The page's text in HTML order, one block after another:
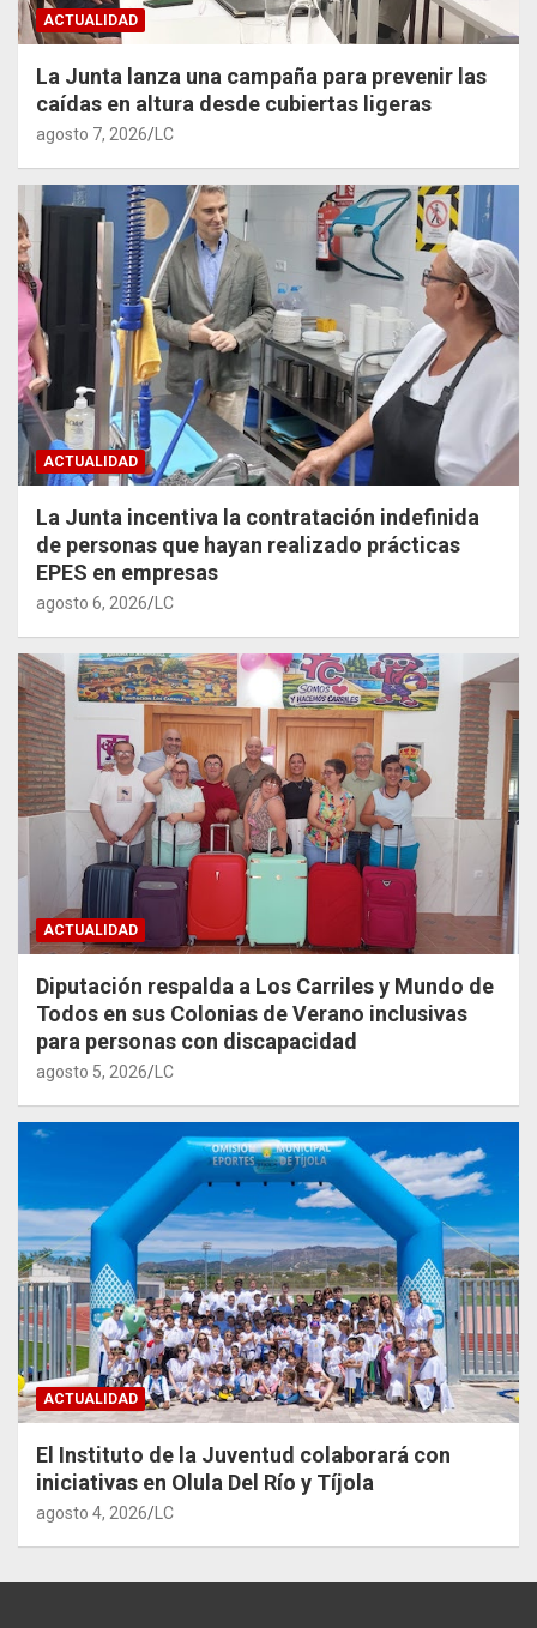
ACTUALIDAD
La Junta lanza una campaña para prevenir las
caídas en altura desde cubiertas ligeras
agosto 7, 2026 LC
ACTUALIDAD
La Junta incentiva la contratación indefinida
de personas que hayan realizado prácticas
EPES en empresas
agosto 6, 2026 LC
ACTUALIDAD
Diputación respalda a Los Carriles y Mundo de
Todos en sus Colonias de Verano inclusivas
para personas con discapacidad
agosto 5, 2026 LC
ACTUALIDAD
El Instituto de la Juventud colaborará con
iniciativas en Olula Del Río y Tíjola
agosto 4, 2026 LC